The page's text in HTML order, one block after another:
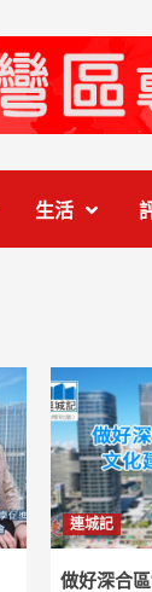
生活
連城記
做好深合